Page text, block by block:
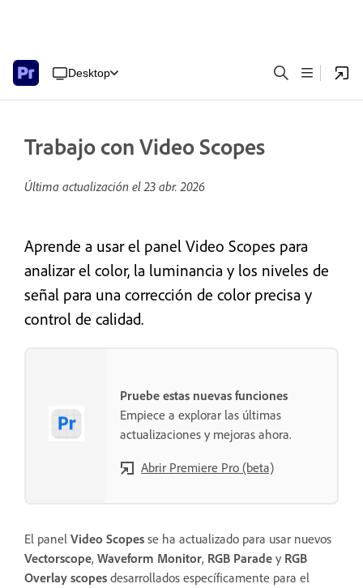
Desktop
Trabajo con Video Scopes
Última actualización el23 abr. 2026
Aprende a usar el panel Video Scopes para
analizar el color, la luminancia y los niveles de
señal para una corrección de color precisa y
control de calidad.
Pruebe estas nuevas funciones
Empiece a explorar las últimas
actualizaciones y mejoras ahora.
Abrir Premiere Pro (beta)
El panel Video Scopes se ha actualizado para usar nuevos
Vectorscope, Waveform Monitor, RGB Parade y RGB
Overlay scopes desarrollados específicamente para el